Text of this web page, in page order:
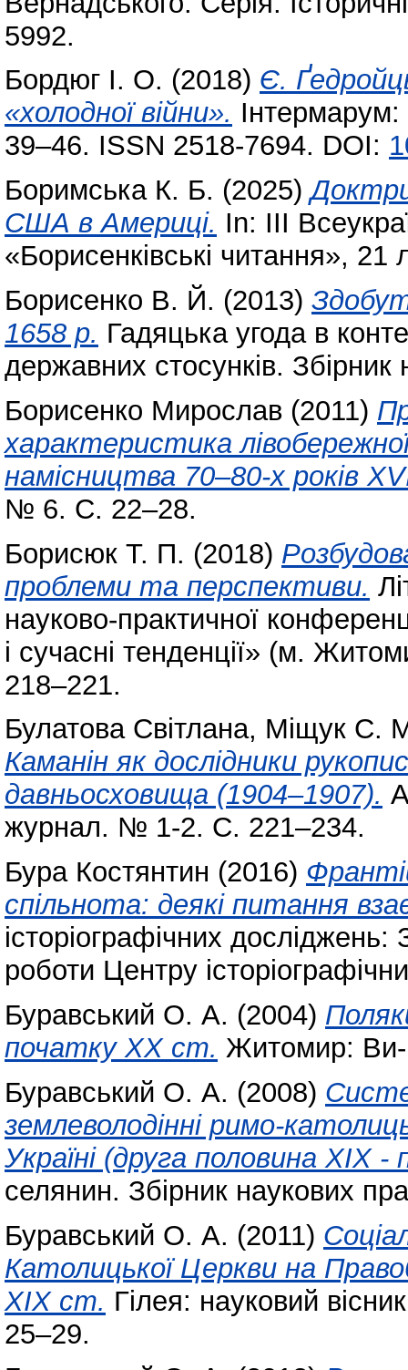
5992.
Бордюг І. О. (2018) Є.
«холодної війни». Інтермарум:
39–46. ISSN 2518-7694. DOI:
Боримська К. Б. (2025)
США в Америці. In: ІІІ
«Борисенківські читання»,
Борисенко В. Й. (2013)
1658 р. Гадяцька угода в
державних стосунків.
Борисенко Мирослав (2011)
характеристика
намісництва 70–80-х років
№ 6. С. 22–28.
Борисюк Т. П. (2018)
проблеми та перспективи.
науково-практичної
і сучасні тенденції» (м.
218–221.
Булатова Світлана, Міщук С.
Каманін як дослідники
давньосховища (1904–1907).
журнал. № 1-2. С. 221–234.
Бура Костянтин (2016)
спільнота: деякі питання
історіографічних
роботи Центру
Буравський О. А. (2004)
початку ХХ ст. Житомир:
Буравський О. А. (2008)
землеволодінні римо-
Україні (друга половина ХІХ
селянин. Збірник наукових
Буравський О. А. (2011)
Католицької Церкви на
ХІХ ст. Гілея: науковий
25–29.